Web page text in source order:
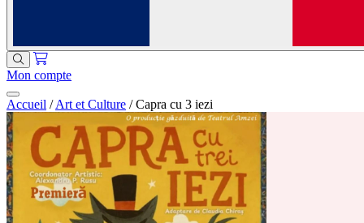
Mon compte
Accueil / Art et Culture / Capra cu 3 iezi